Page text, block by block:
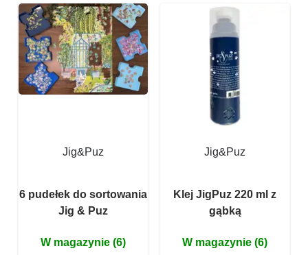
Jig&Puz
6 pudełek do sortowania
Jig & Puz
W magazynie (6)
Jig&Puz
Klej JigPuz 220 ml z
gąbką
W magazynie (6)